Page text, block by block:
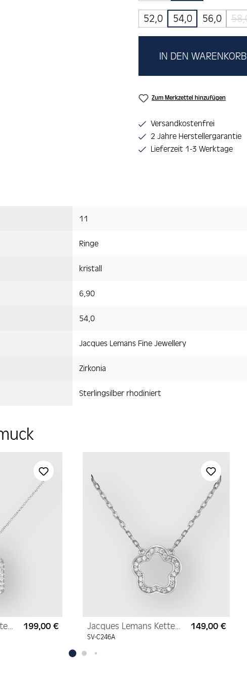
52,0 54,0 56,0
IN DEN WARENKORB
Zum Merkzettel hinzufügen
Versandkostenfrei
2 Jahre Herstellergarantie
Lieferzeit 1-3 Werktage
11
Ringe
kristall
6,90
54,0
Jacques Lemans Fine Jewellery
Zirkonia
Sterlingsilber rhodiniert
Regulärer Preis:
199,00 €
Jacques Lemans Kette
"Blume" Sterlingsilber
SV-C246A
149,00 €